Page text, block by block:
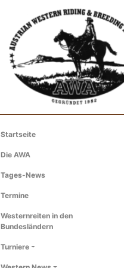
Startseite
Die AWA
Tages-News
Termine
Westernreiten in den
Bundesländern
Turniere